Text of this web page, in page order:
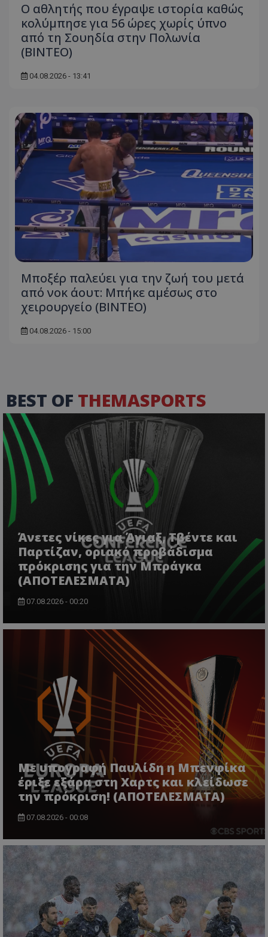
Ο αθλητής που έγραψε ιστορία καθώς
κολύμπησε για 56 ώρες χωρίς ύπνο
από τη Σουηδία στην Πολωνία
(ΒΙΝΤΕΟ)
04.08.2026 - 13:41
Μποξέρ παλεύει για την ζωή του μετά
από νοκ άουτ: Μπήκε αμέσως στο
χειρουργείο (ΒΙΝΤΕΟ)
04.08.2026 - 15:00
BEST OF THEMASPORTS
Άνετες νίκες για Άγιαξ, Τβέντε και
Παρτίζαν, οριακό προβάδισμα
πρόκρισης για την Μπράγκα
(ΑΠΟΤΕΛΕΣΜΑΤΑ)
07.08.2026 - 00:20
Με υπογραφή Παυλίδη η Μπενφίκα
έριξε εξάρα στη Χαρτς και κλείδωσε
την πρόκριση! (ΑΠΟΤΕΛΕΣΜΑΤΑ)
07.08.2026 - 00:08